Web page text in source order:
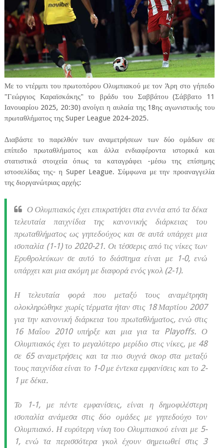
Με το ντέρμπι του πρωτοπόρου Ολυμπιακού με τον Άρη στο γήπεδο
"Γεώργιος Καραϊσκάκης" το βράδυ του Σαββάτου (Σάββατο 11
Ιανουαρίου 2025, 20:30) ανοίγει η αυλαία της 18ης αγωνιστικής του
πρωταθλήματος της Super League 2024-2025.
Διαβάστε το παρελθόν των αναμετρήσεων των δύο ομάδων σε
επίπεδο πρωταθλήματος και άλλα ενδιαφέροντα ιστορικά και
στατιστικά στοιχεία όπως τα καταγράφει -μέσω της επίσημης
ιστοσελίδας της- η Super League. Σύμφωνα με την προαναγγελία
της διοργανώτριας αρχής:
Ο Ολυμπιακός έχει επικρατήσει στα εννέα από τα δέκα
τελευταία παιχνίδια της κανονικής διάρκειας του
πρωταθλήματος ως γηπεδούχος και σε αυτά υπάρχει μια
ισοπαλία (1-1) το 2020-21. Οι τέσσερις από τις νίκες των
Ερυθρολεύκων σε αυτό το διάστημα είναι με 1-0, ενώ
υπάρχει και μια ακόμη με διαφορά ενός γκολ (2-1).
Η τελευταία φορά που μεταξύ τους αναμέτρηση
ολοκληρώθηκε χωρίς τέρματα ήταν στις 18 Μαρτίου 2007
για την κανονική διάρκεια του πρωταθλήματος, ενώ στις
16 Μαΐου 2010 υπήρξε και μια για τα Playoffs. Ο
Ολυμπιακός έχει το μεγαλύτερο μερίδιο στις νίκες, με 48
σε 65 αναμετρήσεις και τα πιο συχνά σκορ στα μεταξύ
τους παιχνίδια είναι το 1-0 με έντεκα εμφανίσεις και το 2-
1 με δέκα.
Το 1-1, με πέντε εμφανίσεις, είναι η δημοφιλέστερη
ισοπαλία ανάμεσα στις δύο ομάδες με γηπεδούχο τον
Ολυμπιακό. Η ευρύτερη νίκη του Ολυμπιακού είναι με 5-
1, ενώ τα περισσότερα γκολ έχουν σημειωθεί στις 3